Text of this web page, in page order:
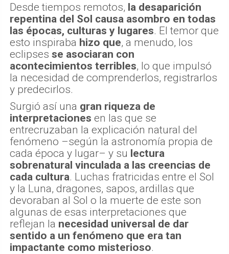
Desde tiempos remotos, la desaparición
repentina del Sol causa asombro en todas
las épocas, culturas y lugares. El temor que
esto inspiraba hizo que, a menudo, los
eclipses se asociaran con
acontecimientos terribles, lo que impulsó
la necesidad de comprenderlos, registrarlos
y predecirlos.
Surgió así una gran riqueza de
interpretaciones en las que se
entrecruzaban la explicación natural del
fenómeno –según la astronomía propia de
cada época y lugar– y su lectura
sobrenatural vinculada a las creencias de
cada cultura. Luchas fratricidas entre el Sol
y la Luna, dragones, sapos, ardillas que
devoraban al Sol o la muerte de este son
algunas de esas interpretaciones que
reflejan la necesidad universal de dar
sentido a un fenómeno que era tan
impactante como misterioso.